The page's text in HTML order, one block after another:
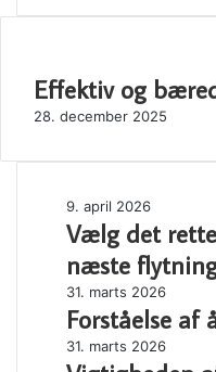
Close
Effektiv og
28. december 2025
Vælg
det
flyttefirma
til
din
næste
flytning
9. april 2026
Vælg det
næste
Forståelse
af
31. marts 2026
Forståelse
Vigtigheden
af
31. marts 2026